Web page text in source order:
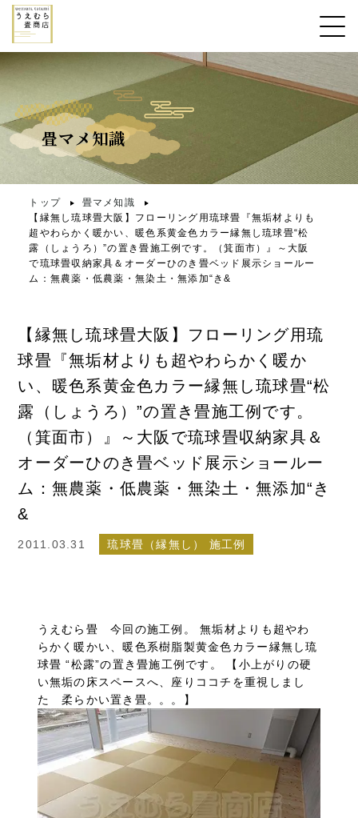
畳マメ知識
トップ
畳マメ知識
【縁無し琉球畳大阪】フローリング用琉球畳『無垢材よりも
超やわらかく暖かい、暖色系黄金色カラー縁無し琉球畳“松
露（しょうろ）”の置き畳施工例です。（箕面市）』～大阪
で琉球畳収納家具＆オーダーひのき畳ベッド展示ショールー
ム：無農薬・低農薬・無染土・無添加“き&
【縁無し琉球畳大阪】フローリング用琉
球畳『無垢材よりも超やわらかく暖か
い、暖色系黄金色カラー縁無し琉球畳“松
露（しょうろ）”の置き畳施工例です。
（箕面市）』～大阪で琉球畳収納家具＆
オーダーひのき畳ベッド展示ショールー
ム：無農薬・低農薬・無染土・無添加“き
&
2011.03.31 琉球畳（縁無し） 施工例
うえむら畳 今回の施工例。 無垢材よりも超やわ
らかく暖かい、暖色系樹脂製黄金色カラー縁無し琉
球畳 “松露”の置き畳施工例です。 【小上がりの硬
い無垢の床スペースへ、座りココチを重視しまし
た 柔らかい置き畳。。。】